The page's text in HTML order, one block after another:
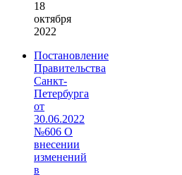
18
октября
2022
Постановление
Правительства
Санкт-
Петербурга
от
30.06.2022
№606 О
внесении
изменений
в